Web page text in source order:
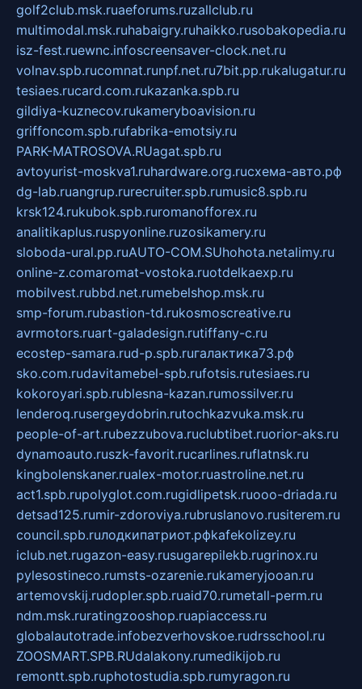
golf2club.msk.ruaeforums.ruzallclub.ru
multimodal.msk.ruhabaigry.ruhaikko.rusobakopedia.ru
isz-fest.ruewnc.infoscreensaver-clock.net.ru
volnav.spb.rucomnat.runpf.net.ru7bit.pp.rukalugatur.ru
tesiaes.rucard.com.rukazanka.spb.ru
gildiya-kuznecov.rukameryboavision.ru
griffoncom.spb.rufabrika-emotsiy.ru
PARK-MATROSOVA.RUagat.spb.ru
avtoyurist-moskva1.ruhardware.org.ruсхема-авто.рф
dg-lab.ruangrup.rurecruiter.spb.rumusic8.spb.ru
krsk124.rukubok.spb.ruromanofforex.ru
analitikaplus.ruspyonline.ruzosikamery.ru
sloboda-ural.pp.ruAUTO-COM.SUhohota.netalimy.ru
online-z.comaromat-vostoka.ruotdelkaexp.ru
mobilvest.rubbd.net.rumebelshop.msk.ru
smp-forum.rubastion-td.rukosmoscreative.ru
avrmotors.ruart-galadesign.rutiffany-c.ru
ecostep-samara.rud-p.spb.ruгалактика73.рф
sko.com.rudavitamebel-spb.rufotsis.rutesiaes.ru
kokoroyari.spb.rublesna-kazan.rumossilver.ru
lenderoq.rusergeydobrin.rutochkazvuka.msk.ru
people-of-art.rubezzubova.ruclubtibet.ruorior-aks.ru
dynamoauto.ruszk-favorit.rucarlines.ruflatnsk.ru
kingbolenskaner.rualex-motor.ruastroline.net.ru
act1.spb.rupolyglot.com.rugidlipetsk.ruooo-driada.ru
detsad125.rumir-zdoroviya.rubruslanovo.rusiterem.ru
council.spb.ruлодкипатриот.рфkafekolizey.ru
iclub.net.rugazon-easy.rusugarepilekb.rugrinox.ru
pylesostineco.rumsts-ozarenie.rukameryjooan.ru
artemovskij.rudopler.spb.ruaid70.rumetall-perm.ru
ndm.msk.ruratingzooshop.ruapiaccess.ru
globalautotrade.infobezverhovskoe.rudrsschool.ru
ZOOSMART.SPB.RUdalakony.rumedikijob.ru
remontt.spb.ruphotostudia.spb.rumyragon.ru